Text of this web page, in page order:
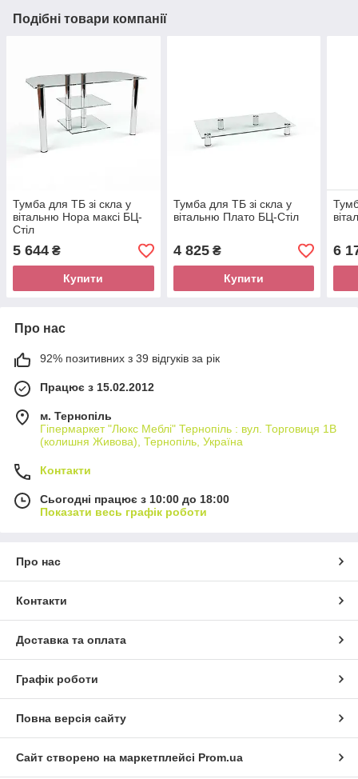
Подібні товари компанії
Тумба для ТБ зі скла у
вітальню Нора максі БЦ-
Стіл
5 644 ₴
Купити
Тумба для ТБ зі скла у
вітальню Плато БЦ-Стіл
4 825₴
Купити
6
Про нас
92% позитивних з 39 відгуків за рік
Працює з 15.02.2012
м. Тернопіль
Гіпермаркет "Люкс Меблі" Тернопіль : вул. Торговиця 1В
(колишня Живова), Тернопіль, Україна
Контакти
Сьогодні працює з 10:00 до 18:00
Показати весь графік роботи
Про нас
Контакти
Доставка та оплата
Графік роботи
Повна версія сайту
Сайт створено на маркетплейсі Prom.ua